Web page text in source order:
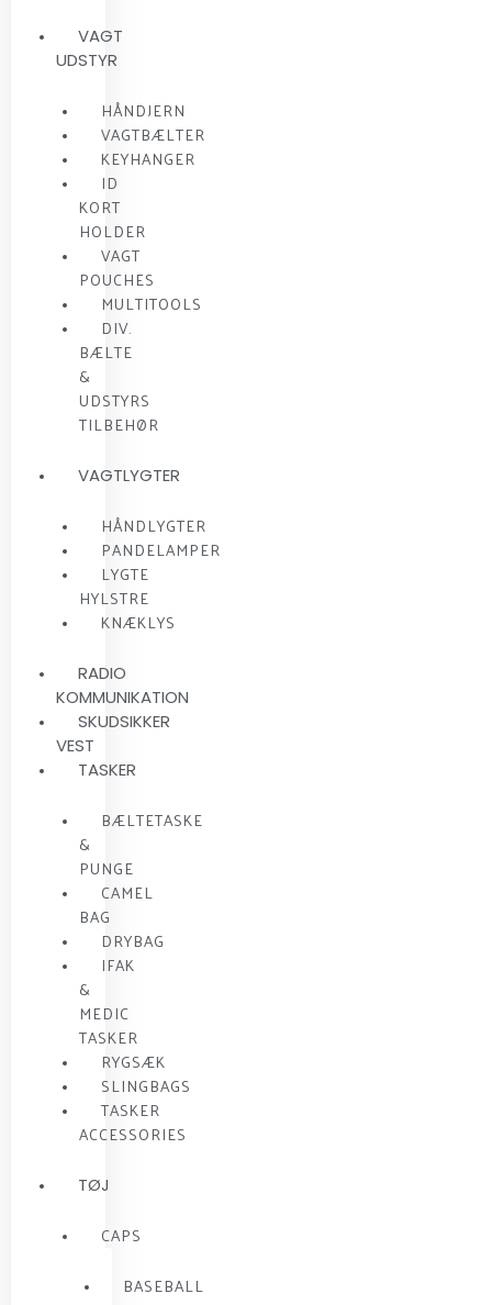
VAGT
UDSTYR
HÅNDJERN
VAGTBÆLTER
KEYHANGER
ID
KORT
HOLDER
VAGT
POUCHES
MULTITOOLS
DIV.
BÆLTE
&
UDSTYRS
TILBEHØR
VAGTLYGTER
HÅNDLYGTER
PANDELAMPER
LYGTE
HYLSTRE
KNÆKLYS
RADIO
KOMMUNIKATION
SKUDSIKKER
VEST
TASKER
BÆLTETASKE
&
PUNGE
CAMEL
BAG
DRYBAG
IFAK
&
MEDIC
TASKER
RYGSÆK
SLINGBAGS
TASKER
ACCESSORIES
TØJ
CAPS
BASEBALL